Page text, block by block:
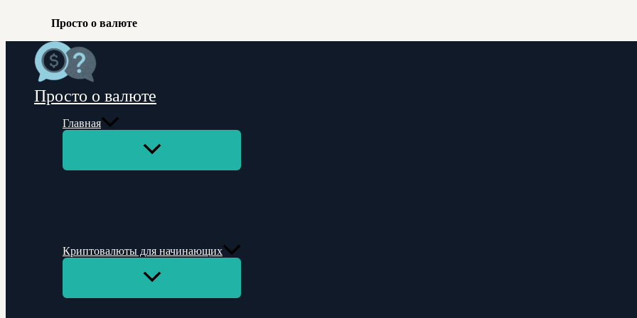
Просто о валюте
Перейти
содержимому
Просто о валюте
Главная
Переключатель
Криптовалюты для начинающих
Переключатель